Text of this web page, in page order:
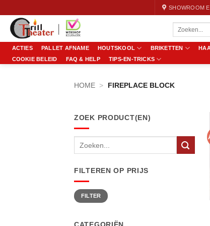
naar
inhoud
SHOWROOM
ACTIES PALLET AFNAME HOUTSKOOL BRIKETTEN
COOKIE BELEID
FAQ & HELP TIPS-EN-TRICKS
HOME > FIREPLACE BLOCK
ZOEK PRODUCT(EN)
FILTEREN OP PRIJS
Min.
prijs
Max.
prijsFILTER